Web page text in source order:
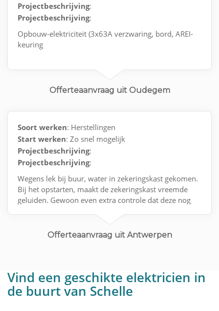
Projectbeschrijving:
Projectbeschrijving:
Opbouw-elektriciteit (3x63A verzwaring, bord, AREI-
keuring
Offerteaanvraag uit Oudegem
Soort werken: Herstellingen
Start werken: Zo snel mogelijk
Projectbeschrijving:
Projectbeschrijving:
Wegens lek bij buur, water in zekeringskast gekomen.
Bij het opstarten, maakt de zekeringskast vreemde
geluiden. Gewoon even extra controle dat deze nog
Offerteaanvraag uit Antwerpen
Vind een geschikte elektricien in
de buurt van Schelle